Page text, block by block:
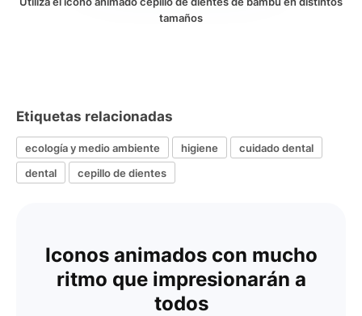
tamaños
Etiquetas relacionadas
ecología y medio ambiente higiene
cuidado dental
dental
cepillo de dientes
Iconos animados con mucho
ritmo que impresionarán a
todos